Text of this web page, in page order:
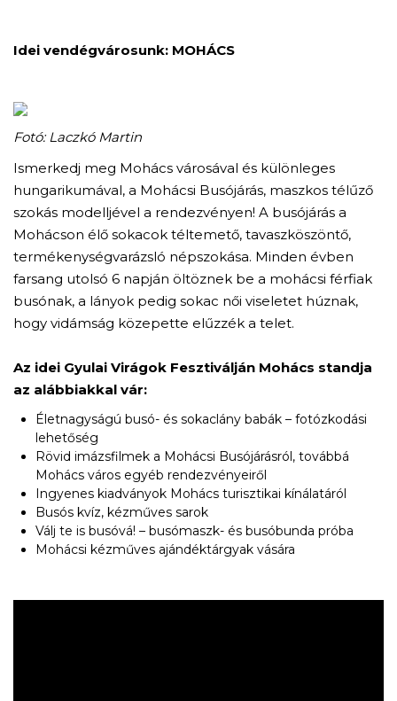
Idei vendégvárosunk: MOHÁCS
Fotó: Laczkó Martin
Ismerkedj meg Mohács városával és különleges
hungarikumával, a Mohácsi Busójárás, maszkos télűző
szokás modelljével a rendezvényen! A busójárás a
Mohácson élő sokacok téltemető, tavaszköszöntő,
termékenységvarázsló népszokása. Minden évben
farsang utolsó 6 napján öltöznek be a mohácsi férfiak
busónak, a lányok pedig sokac női viseletet húznak,
hogy vidámság közepette elűzzék a telet.
Az idei Gyulai Virágok Fesztiválján Mohács standja
az alábbiakkal vár:
Életnagyságú busó- és sokaclány babák – fotózkodási
lehetőség
Rövid imázsfilmek a Mohácsi Busójárásról, továbbá
Mohács város egyéb rendezvényeiről
Ingyenes kiadványok Mohács turisztikai kínálatáról
Busós kvíz, kézműves sarok
Válj te is busóvá! – busómaszk- és busóbunda próba
Mohácsi kézműves ajándéktárgyak vására